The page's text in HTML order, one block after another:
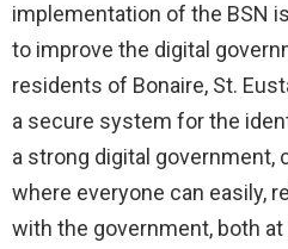
implementation of the BSN
to improve the digital
residents of Bonaire, St.
a secure system for the
a strong digital government,
where everyone can easily,
with the government, both